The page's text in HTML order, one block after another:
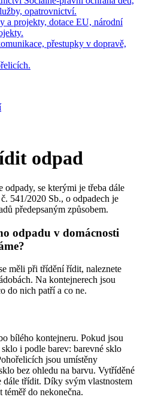
opatrovnictví.
a projekty, dotace EU, národní
přestupky v dopravě,
odpad
se kterými je třeba dále
541/2020 Sb., o odpadech je
předepsaným způsobem.
odpadu v domácnosti
měli při třídění řídit, naleznete
Na kontejnerech jsou
do nich patří a co ne.
bílého kontejneru. Pokud jsou
i podle barev: barevné sklo
jsou umístěny
bez ohledu na barvu. Vytříděné
dále třídit. Díky svým vlastnostem
téměř do nekonečna.